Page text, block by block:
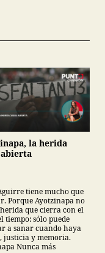
la herida
tiene mucho que
Porque Ayotzinapa no
que cierra con el
tiempo: sólo puede
a sanar cuando haya
justicia y memoria.
Nunca más